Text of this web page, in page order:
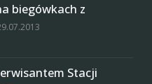
biegówkach z
Stacji